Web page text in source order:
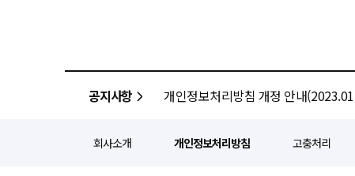
공지사항 개인정보처리방침 개정 안내
회사소개 개인정보처리방침 고충처리